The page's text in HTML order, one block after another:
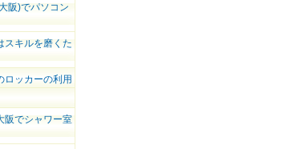
阪)でパソコン
スキルを磨くた
ロッカーの利用
阪でシャワー室